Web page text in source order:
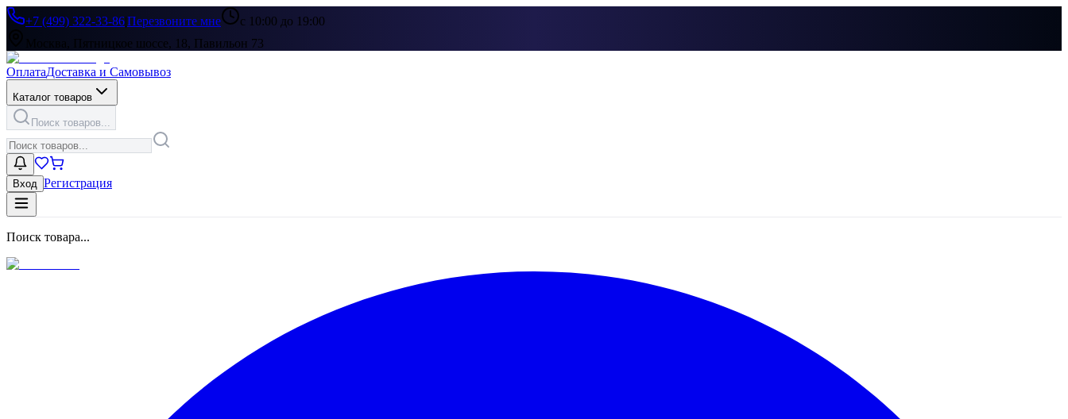
+7 (499) 322-33-86|Перезвоните мне
с 10:00 до 19:00
Москва, Пятницкое шоссе, 18, Павильон 73
ОплатаДоставка и Самовывоз
Каталог товаров
Поиск товаров...
Вход Регистрация
Поиск товара...